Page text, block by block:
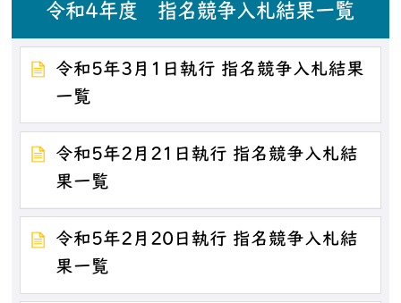
令和4年度 指名競争入札結果一覧
令和5年3月1日執行 指名競争入札結果
一覧
令和5年2月21日執行 指名競争入札結
果一覧
令和5年2月20日執行 指名競争入札結
果一覧